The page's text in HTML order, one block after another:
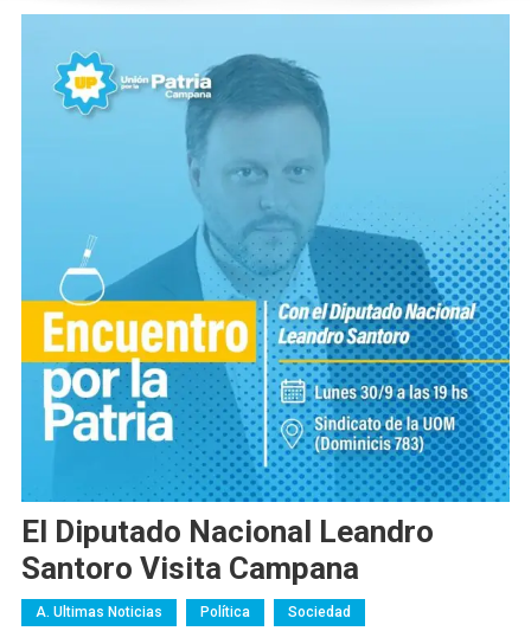
El Diputado Nacional Leandro
Santoro Visita Campana
A. Ultimas Noticias Política Sociedad